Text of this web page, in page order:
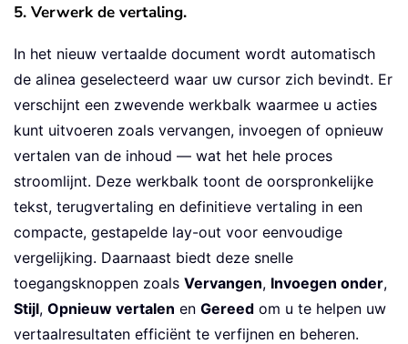
5. Verwerk de vertaling.
In het nieuw vertaalde document wordt automatisch
de alinea geselecteerd waar uw cursor zich bevindt. Er
verschijnt een zwevende werkbalk waarmee u acties
kunt uitvoeren zoals vervangen, invoegen of opnieuw
vertalen van de inhoud — wat het hele proces
stroomlijnt. Deze werkbalk toont de oorspronkelijke
tekst, terugvertaling en definitieve vertaling in een
compacte, gestapelde lay-out voor eenvoudige
vergelijking. Daarnaast biedt deze snelle
toegangsknoppen zoals Vervangen, Invoegen onder,
Stijl, Opnieuw vertalen en Gereed om u te helpen uw
vertaalresultaten efficiënt te verfijnen en beheren.